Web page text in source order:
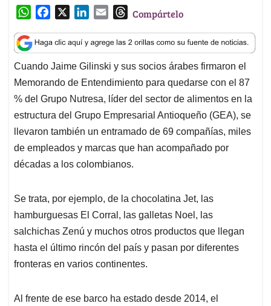
W
a
t
s
A
p
p
c
e
b
o
o
k
n
k
e
d
I
n
a
i
l
T
r
e
a
d
s
Compártelo
Cuando Jaime Gilinski y sus socios árabes firmaron el
Memorando de Entendimiento para quedarse con el 87
% del Grupo Nutresa, líder del sector de alimentos en la
estructura del Grupo Empresarial Antioqueño (GEA), se
llevaron también un entramado de 69 compañías, miles
de empleados y marcas que han acompañado por
décadas a los colombianos.
Se trata, por ejemplo, de la chocolatina Jet, las
hamburguesas El Corral, las galletas Noel, las
salchichas Zenú y muchos otros productos que llegan
hasta el último rincón del país y pasan por diferentes
fronteras en varios continentes.
Al frente de ese barco ha estado desde 2014, el